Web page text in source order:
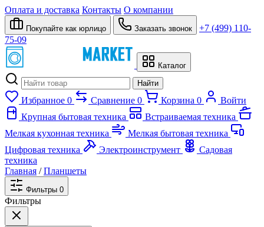
Оплата и доставка Контакты О компании
Покупайте как юрлицо Заказать звонок
+7 (499) 110-
75-09
Каталог
Найти
Избранное 0 Сравнение 0 Корзина 0
Войти
Крупная бытовая техника
Встраиваемая техника
Мелкая кухонная техника
Мелкая бытовая техника
Цифровая техника
Электроинструмент
Садовая
техника
Главная / Планшеты
Фильтры 0
Фильтры